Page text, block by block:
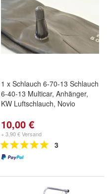
1 x Schlauch 6-70-13 Schlauch
6-40-13 Multicar, Anhänger,
KW Luftschlauch, Novio
10,00 €
+ 3,90 € Versand
3